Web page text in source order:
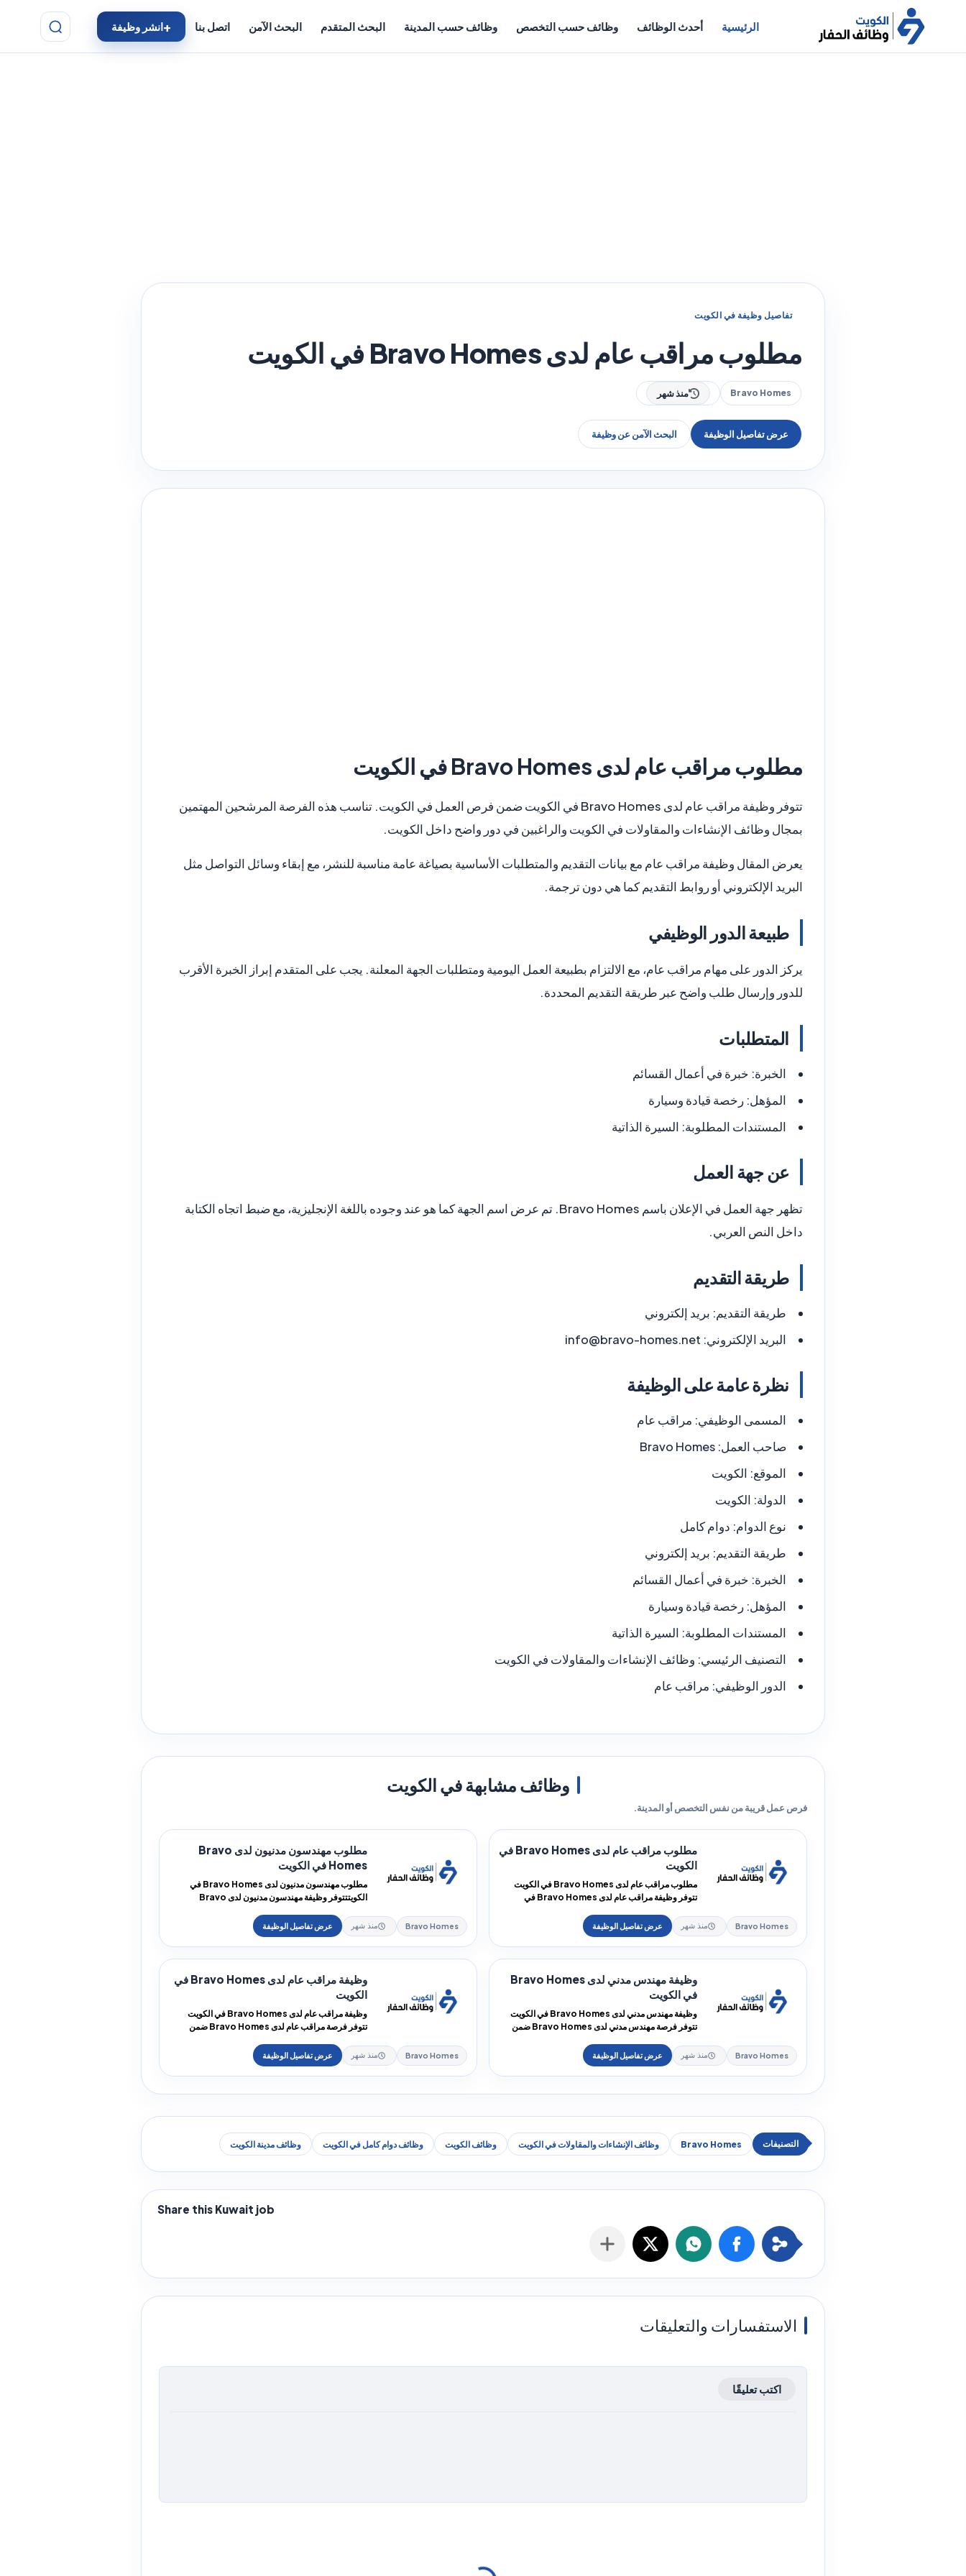
الرئيسية أحدث الوظائف وظائف حسب التخصص وظائف حسب المدينة البحث المتقدم البحث الآمن اتصل بنا انشر وظيفة
تفاصيل وظيفة في الكويت
مطلوب مراقب عام لدى Bravo Homes في الكويت
Bravo Homes منذ شهر
عرض تفاصيل الوظيفة البحث الآمن عن وظيفة
مطلوب مراقب عام لدى Bravo Homesفي الكويت
تتوفر وظيفة مراقب عام لدى Bravo Homes في الكويت ضمن فرص العمل في الكويت. تناسب هذه الفرصة المرشحين المهتمين
بمجال وظائف الإنشاءات والمقاولات في الكويت والراغبين في دور واضح داخل الكويت.
يعرض المقال وظيفة مراقب عام مع بيانات التقديم والمتطلبات الأساسية بصياغة عامة مناسبة للنشر، مع إبقاء وسائل التواصل مثل
البريد الإلكتروني أو روابط التقديم كما هي دون ترجمة.
طبيعة الدور الوظيفي
يركز الدور على مهام مراقب عام، مع الالتزام بطبيعة العمل اليومية ومتطلبات الجهة المعلنة. يجب على المتقدم إبراز الخبرة الأقرب
للدور وإرسال طلب واضح عبر طريقة التقديم المحددة.
المتطلبات
الخبرة: خبرة في أعمال القسائم
المؤهل: رخصة قيادة وسيارة
المستندات المطلوبة: السيرة الذاتية
عن جهة العمل
تظهر جهة العمل في الإعلان باسم Bravo Homes. تم عرض اسم الجهة كما هو عند وجوده باللغة الإنجليزية، مع ضبط اتجاه الكتابة
داخل النص العربي.
طريقة التقديم
طريقة التقديم: بريد إلكتروني
البريد الإلكتروني: info@bravo-homes.net
نظرة عامة على الوظيفة
المسمى الوظيفي: مراقب عام
صاحب العمل: Bravo Homes
الموقع: الكويت
الدولة: الكويت
نوع الدوام: دوام كامل
طريقة التقديم: بريد إلكتروني
الخبرة: خبرة في أعمال القسائم
المؤهل: رخصة قيادة وسيارة
المستندات المطلوبة: السيرة الذاتية
التصنيف الرئيسي: وظائف الإنشاءات والمقاولات في الكويت
الدور الوظيفي: مراقب عام
وظائف مشابهة في الكويت
فرص عمل قريبة من نفس التخصص أو المدينة.
مطلوب مراقب عام لدى Bravo Homes في
الكويت
مطلوب مراقب عام لدى Bravo Homes في الكويت
تتوفر وظيفة مراقب عام لدى Bravo Homes في
Bravo Homes منذ شهر
مطلوب مهندسون مدنيون لدى Bravo
Homes في الكويت
مطلوب مهندسون مدنيون لدى Bravo Homes في
الكويتتتوفر وظيفة مهندسون مدنيون لدى Bravo
Bravo Homes منذ شهر
وظيفة مهندس مدني لدى Bravo Homes
في الكويت
وظيفة مهندس مدني لدى Bravo Homes في الكويت
تتوفر فرصة مهندس مدني لدى Bravo Homes ضمن
Bravo Homes منذ شهر
وظيفة مراقب عام لدى Bravo Homes في
الكويت
وظيفة مراقب عام لدى Bravo Homes في الكويت
تتوفر فرصة مراقب عام لدى Bravo Homes ضمن
Bravo Homes منذ شهر
Bravo Homes وظائف الإنشاءات والمقاولات في الكويت وظائف الكويت وظائف دوام كامل في الكويت وظائف مدينة الكويت
الاستفسارات والتعليقات
اكتب تعليقًا